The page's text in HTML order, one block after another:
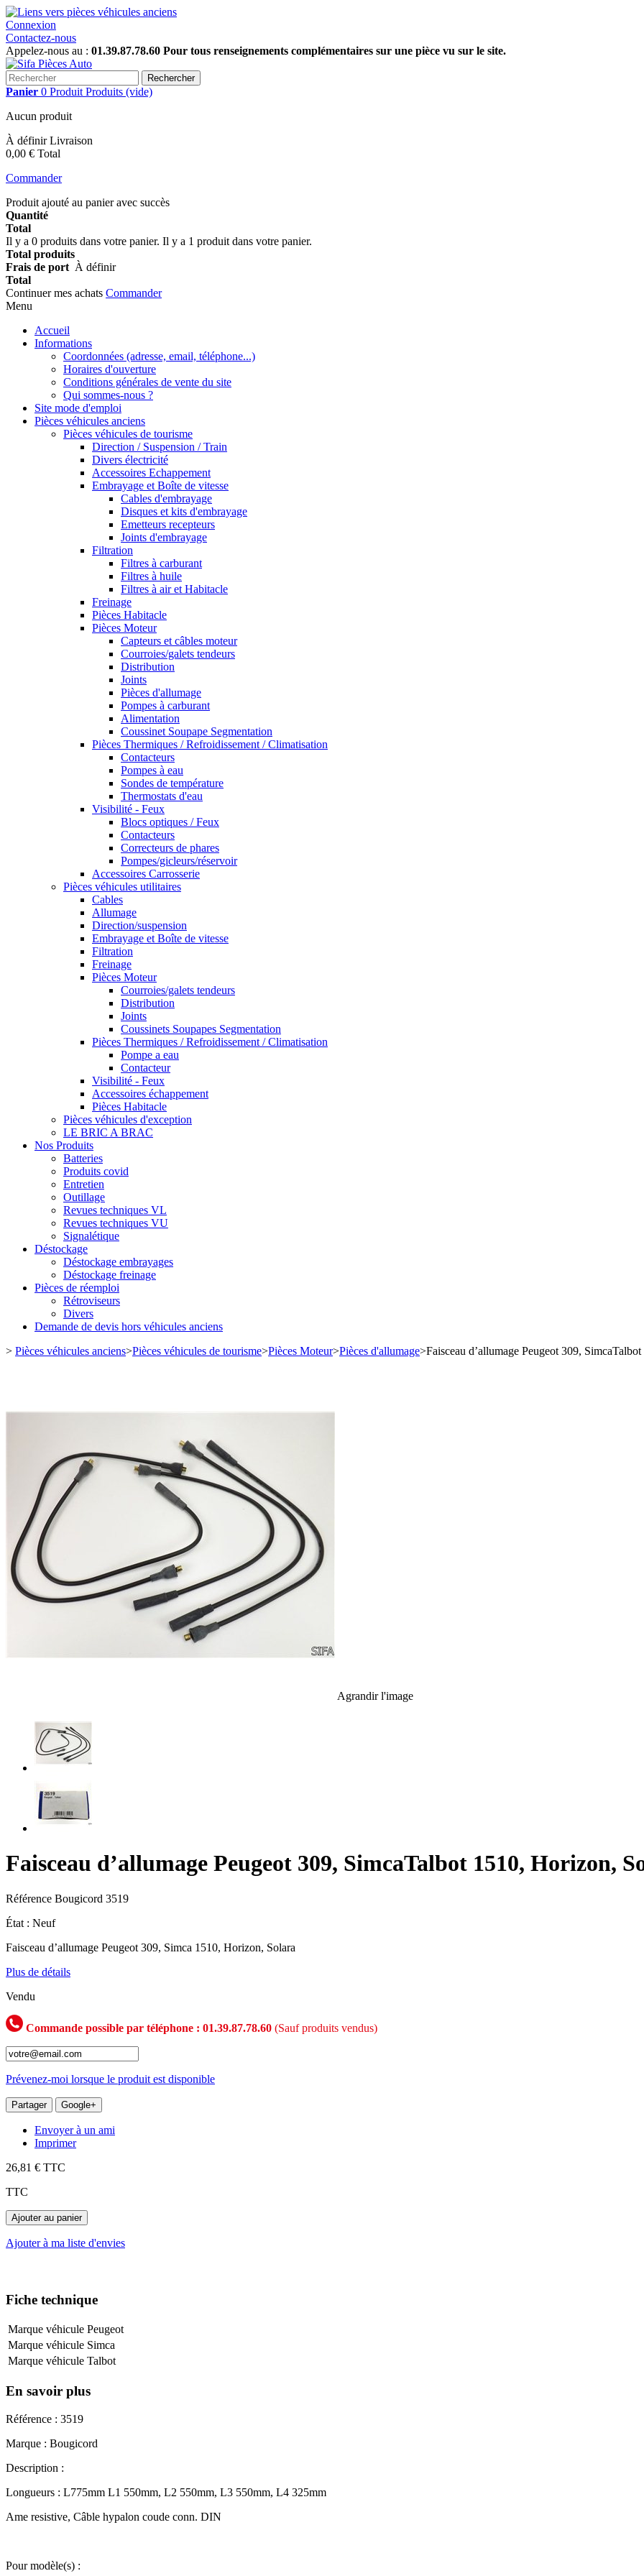
Connexion
Contactez-nous
Appelez-nous au : 01.39.87.78.60 Pour tous renseignements complémentaires sur une pièce vu sur le site.
Rechercher
Panier 0 Produit Produits (vide)
Aucun produit
À définirLivraison
0,00 € Total
Commander
Produit ajouté au panier avec succès
Quantité
Total
Il y a 0 produits dans votre panier. Il y a 1 produit dans votre panier.
Total produits
Frais de port À définir
Total
Continuer mes achats Commander
Menu
Accueil
Informations
Coordonnées (adresse, email, téléphone...)
Horaires d'ouverture
Conditions générales de vente du site
Qui sommes-nous ?
Site mode d'emploi
Pièces véhicules anciens
Pièces véhicules de tourisme
Direction / Suspension / Train
Divers électricité
Accessoires Echappement
Embrayage et Boîte de vitesse
Cables d'embrayage
Disques et kits d'embrayage
Emetteurs recepteurs
Joints d'embrayage
Filtration
Filtres à carburant
Filtres à huile
Filtres à air et Habitacle
Freinage
Pièces Habitacle
Pièces Moteur
Capteurs et câbles moteur
Courroies/galets tendeurs
Distribution
Joints
Pièces d'allumage
Pompes à carburant
Alimentation
Coussinet Soupape Segmentation
Pièces Thermiques / Refroidissement / Climatisation
Contacteurs
Pompes à eau
Sondes de température
Thermostats d'eau
Visibilité - Feux
Blocs optiques / Feux
Contacteurs
Correcteurs de phares
Pompes/gicleurs/réservoir
Accessoires Carrosserie
Pièces véhicules utilitaires
Cables
Allumage
Direction/suspension
Embrayage et Boîte de vitesse
Filtration
Freinage
Pièces Moteur
Courroies/galets tendeurs
Distribution
Joints
Coussinets Soupapes Segmentation
Pièces Thermiques / Refroidissement / Climatisation
Pompe a eau
Contacteur
Visibilité - Feux
Accessoires échappement
Pièces Habitacle
Pièces véhicules d'exception
LE BRIC A BRAC
Nos Produits
Batteries
Produits covid
Entretien
Outillage
Revues techniques VL
Revues techniques VU
Signalétique
Déstockage
Déstockage embrayages
Déstockage freinage
Pièces de réemploi
Rétroviseurs
Divers
Demande de devis hors véhicules anciens
> Pièces véhicules anciens>Pièces véhicules de tourisme>Pièces Moteur>Pièces d'allumage>Faisceau d’allumage Peugeot 309,
Agrandir l'image
Faisceau d’allumage Peugeot 309, SimcaTalbot 1510, Horizon,
Référence Bougicord 3519
État : Neuf
Faisceau d’allumage Peugeot 309, Simca 1510, Horizon, Solara
Plus de détails
Vendu
Commande possible par téléphone : 01.39.87.78.60 (Sauf produits vendus)
Prévenez-moi lorsque le produit est disponible
Partager Google+
Envoyer à un ami
Imprimer
26,81 € TTC
TTC
Ajouter au panier
Ajouter à ma liste d'envies
Fiche technique
Marque véhicule Peugeot
Marque véhicule Simca
Marque véhicule Talbot
En savoir plus
Référence : 3519
Marque : Bougicord
Description :
Longueurs : L775mm L1 550mm, L2 550mm, L3 550mm, L4 325mm
Ame resistive, Câble hypalon coude conn. DIN
Pour modèle(s) :